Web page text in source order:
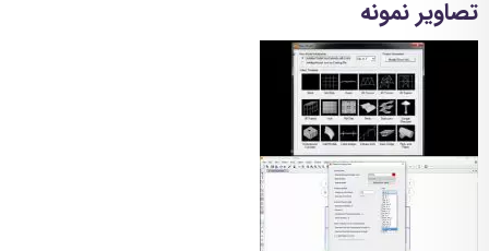
تصاویر نمونه